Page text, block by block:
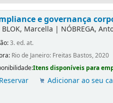
e governança
BLOK, Marcella | NÓBREGA,
3. ed. at.
Rio de Janeiro: Freitas Bastos, 2020
Itens disponíveis para
Reservar Adicionar ao seu